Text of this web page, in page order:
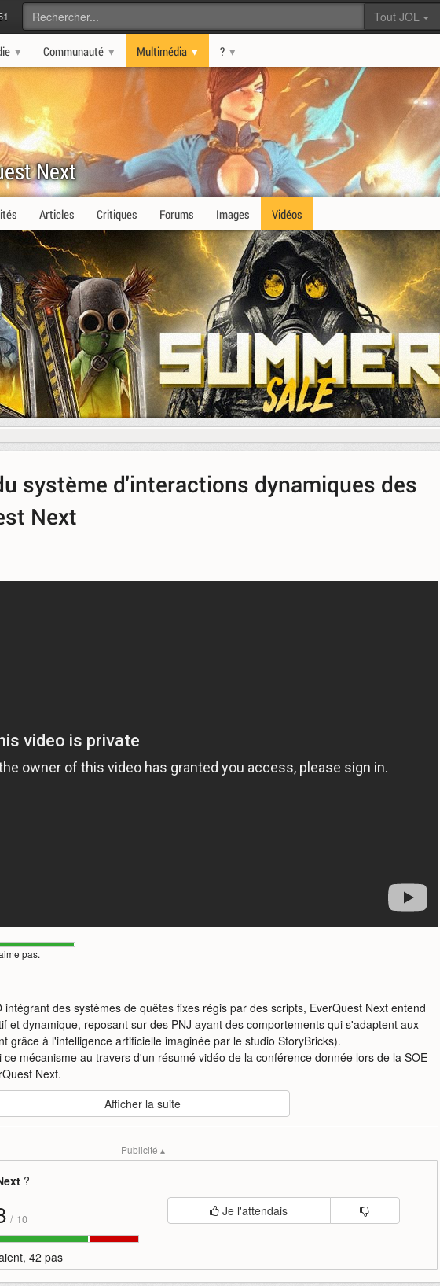
Tout JOL
Communauté Multimédia ?
Next
Articles Critiques Forums Images Vidéos
système d'interactions dynamiques des
Next
pas.
des systèmes de quêtes fixes régis par des scripts, EverQuest Next entend
et dynamique, reposant sur des PNJ ayant des comportements qui s'adaptent aux
grâce à l'intelligence artificielle imaginée par le studio StoryBricks).
mécanisme au travers d'un résumé vidéo de la conférence donnée lors de la SOE
Next.
Afficher la suite
Publicité ▴
?
/ 10
42 pas
Je l'attendais